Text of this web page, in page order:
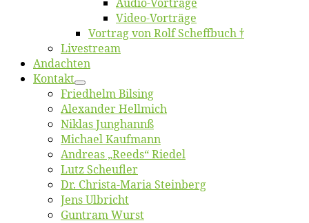
Vi­deo-Vor­trä­ge
Vor­trag von Rolf Scheffbuch †
Live­stream
An­dach­ten
Kon­takt
Fried­helm Bilsing
Alex­an­der Hellmich
Ni­klas Junghannß
Mi­cha­el Kaufmann
An­dre­as „Reeds“ Riedel
Lutz Scheuf­ler
Dr. Chris­­ta-Ma­ria Steinberg
Jens Ulb­richt
Gun­tram Wurst